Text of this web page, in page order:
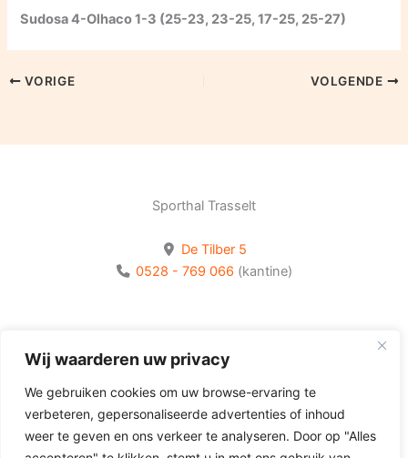
Wij waarderen uw privacy
We gebruiken cookies om uw browse-ervaring te
verbeteren, gepersonaliseerde advertenties of inhoud
weer te geven en ons verkeer te analyseren. Door op "Alles
Sudosa 4-Olhaco 1-3 (25-23, 23-25, 17-25, 25-27)
VORIGE VOLGENDE
Sporthal Trasselt
De Tilber 5
0528 - 769 066 (kantine)
Volg Olhaco op Facebook
Volg Olhaco op Instagram
Volg Olhaco op Youtube